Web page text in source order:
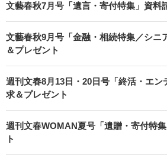
文藝春秋7月号「遺言・寄付特集」資料
文藝春秋9月号「金融・相続特集／シニ
＆プレゼント
週刊文春8月13日・20日号「終活・エン
求＆プレゼント
週刊文春WOMAN夏号「遺贈・寄付特
ト